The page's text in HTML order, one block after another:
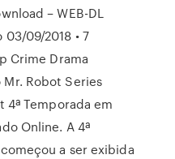
– WEB-DL
09/2018 • 7
Crime Drama
Robot Series
4ª Temporada em
Online. A 4ª
a ser exibida